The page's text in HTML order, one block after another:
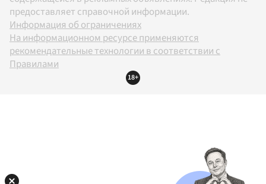
предоставляет справочной информации.
Информация об ограничениях
На информационном ресурсе применяются
рекомендательные технологии в соответствии с
Правилами
18+